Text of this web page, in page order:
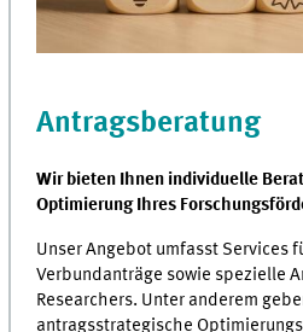
Antragsberatung
Wir bieten Ihnen individuelle
Optimierung Ihres
Unser Angebot umfasst Services
Verbundanträge sowie spezielle
Researchers. Unter anderem
antragsstrategische